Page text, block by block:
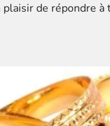
de répondre